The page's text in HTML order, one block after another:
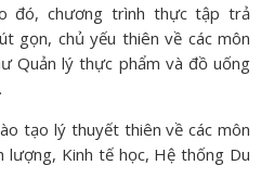
đó, chương trình thực tập trả
gọn, chủ yếu thiên về các môn
Quản lý thực phẩm và đồ uống
tạo lý thuyết thiên về các môn
lượng, Kinh tế học, Hệ thống Du